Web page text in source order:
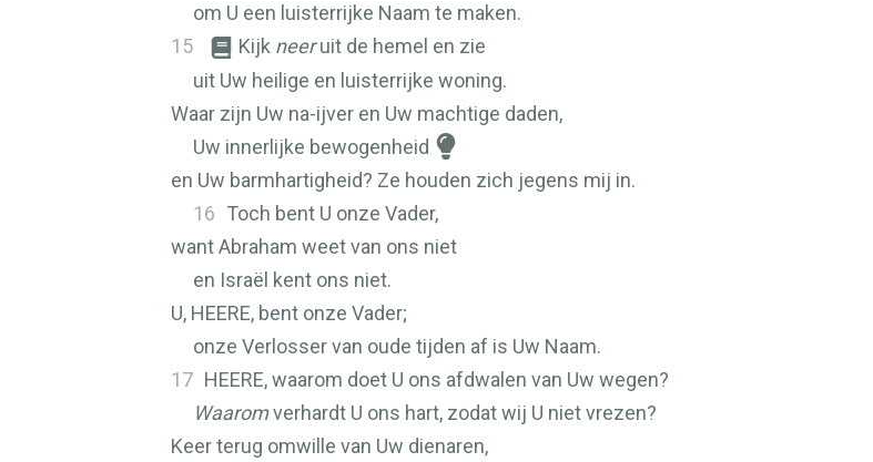
om U een luisterrijke Naam te maken.
15
Kijk neeruit de hemel en zie
uit Uw heilige en luisterrijke woning.
Waar zijn Uw na-ijver en Uw machtige daden,
Uw innerlijke bewogenheid
en Uw barmhartigheid? Ze houden zich jegens mij in.
16 Toch bent U onze Vader,
want Abraham weet van ons niet
en Israël kent ons niet.
U, HEERE, bent onze Vader;
onze Verlosser van oude tijden af is Uw Naam.
17 HEERE, waarom doet U ons afdwalen van Uw wegen?
Waaromverhardt U ons hart, zodat wij U niet vrezen?
Keer terug omwille van Uw dienaren,